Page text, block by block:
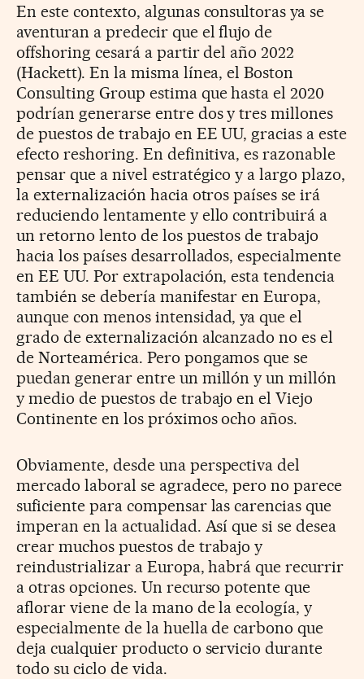
En este contexto, algunas consultoras ya se
aventuran a predecir que el flujo de
offshoring cesará a partir del año 2022
(Hackett). En la misma línea, el Boston
Consulting Group estima que hasta el 2020
podrían generarse entre dos y tres millones
de puestos de trabajo en EE UU, gracias a este
efecto reshoring. En definitiva, es razonable
pensar que a nivel estratégico y a largo plazo,
la externalización hacia otros países se irá
reduciendo lentamente y ello contribuirá a
un retorno lento de los puestos de trabajo
hacia los países desarrollados, especialmente
en EE UU. Por extrapolación, esta tendencia
también se debería manifestar en Europa,
aunque con menos intensidad, ya que el
grado de externalización alcanzado no es el
de Norteamérica. Pero pongamos que se
puedan generar entre un millón y un millón
y medio de puestos de trabajo en el Viejo
Continente en los próximos ocho años.
Obviamente, desde una perspectiva del
mercado laboral se agradece, pero no parece
suficiente para compensar las carencias que
imperan en la actualidad. Así que si se desea
crear muchos puestos de trabajo y
reindustrializar a Europa, habrá que recurrir
a otras opciones. Un recurso potente que
aflorar viene de la mano de la ecología, y
especialmente de la huella de carbono que
deja cualquier producto o servicio durante
todo su ciclo de vida.